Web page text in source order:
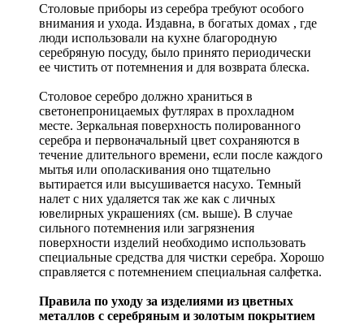
Столовые приборы из серебра требуют особого
внимания и ухода. Издавна, в богатых домах , где
люди использовали на кухне благородную
серебряную посуду, было принято периодически
ее чистить от потемнения и для возврата блеска.
Столовое серебро должно храниться в
светонепроницаемых футлярах в прохладном
месте. Зеркальная поверхность полированного
серебра и первоначальный цвет сохраняются в
течение длительного времени, если после каждого
мытья или ополаскивания оно тщательно
вытирается или высушивается насухо. Темный
налет с них удаляется так же как с личных
ювелирных украшениях (см. выше). В случае
сильного потемнения или загрязнения
поверхности изделий необходимо использовать
специальные средства для чистки серебра. Хорошо
справляется с потемнением специальная салфетка.
Правила по уходу за изделиями из цветных
металлов с серебряным и золотым покрытием